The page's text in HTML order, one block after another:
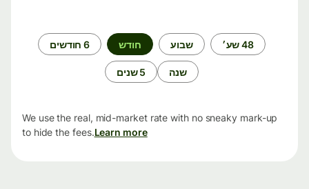
48 שע׳ שבוע חודש 6 חודשים
שנה 5 שנים
We use the real, mid-market rate with no sneaky mark-up
to hide the fees.Learn more